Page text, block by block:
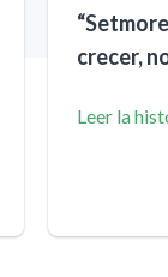
crecer,
Leer la